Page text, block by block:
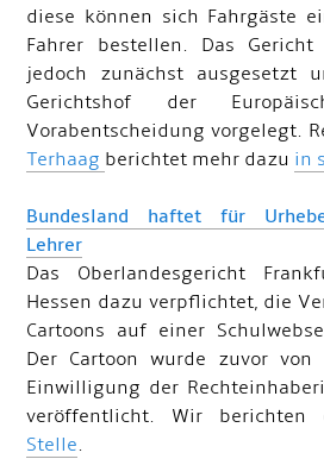
diese können sich Fahrgäste
Fahrer bestellen. Das
jedoch zunächst ausgesetzt
Gerichtshof der
Vorabentscheidung vorgelegt.
Terhaag berichtet mehr dazu in
Bundesland haftet für
Lehrer
Das Oberlandesgericht
Hessen dazu verpflichtet, die
Cartoons auf einer
Der Cartoon wurde zuvor von
Einwilligung der
veröffentlicht. Wir berichten
Stelle.